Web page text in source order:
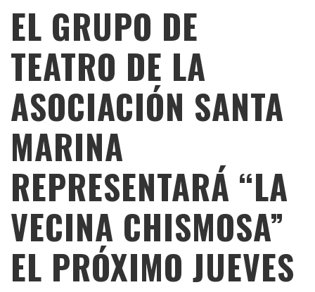
EL GRUPO DE
TEATRO DE LA
ASOCIACIÓN SANTA
MARINA
REPRESENTARÁ “LA
VECINA CHISMOSA”
EL PRÓXIMO JUEVES